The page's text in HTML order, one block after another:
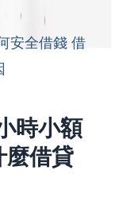
安全借錢 借
時小額
借貸